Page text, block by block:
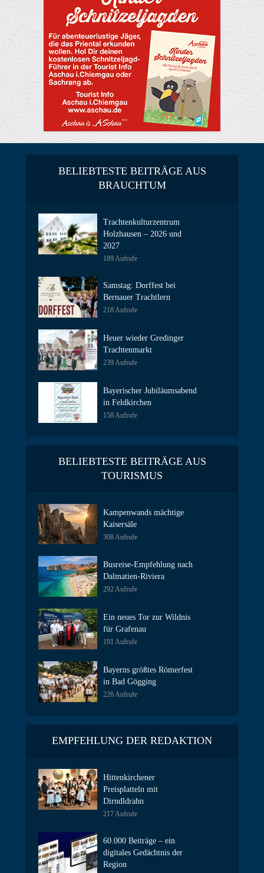
BELIEBTESTE BEITRÄGE AUS
BRAUCHTUM
Trachtenkulturzentrum
Holzhausen – 2026 und
2027
189 Aufrufe
Samstag: Dorffest bei
Bernauer Trachtlern
218 Aufrufe
Heuer wieder Gredinger
Trachtenmarkt
239 Aufrufe
Bayerischer Jubiläumsabend
in Feldkirchen
158 Aufrufe
BELIEBTESTE BEITRÄGE AUS
TOURISMUS
Kampenwands mächtige
Kaisersäle
308 Aufrufe
Busreise-Empfehlung nach
Dalmatien-Riviera
292 Aufrufe
Ein neues Tor zur Wildnis
für Grafenau
191 Aufrufe
Bayerns größtes Römerfest
in Bad Gögging
226 Aufrufe
EMPFEHLUNG DER REDAKTION
Hittenkirchener
Preisplatteln mit
Dirndldrahn
217 Aufrufe
60.000 Beiträge – ein
digitales Gedächtnis der
Region